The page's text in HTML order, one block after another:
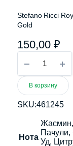
Stefano Ricci
Gold
150,00 ₽
Ricci
Royal
Eagle
quantity
В корзину
SKU:461245
Нота
Жасмин,
Уд,